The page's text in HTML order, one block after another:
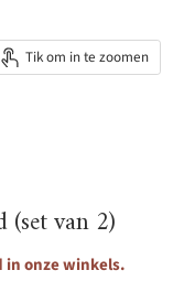
Tik om in te zoomen
(set van 2)
in onze winkels.